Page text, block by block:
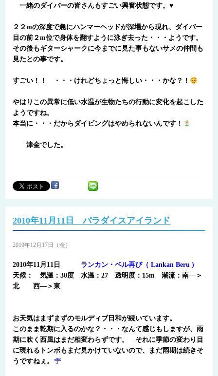
一緒のダイバーの皆さんもすごい興奮状態です。♥
２２mの深度で急にハンマーヘッドが深場から現れ、ダイバー
目の前２m位で身体を翻すように泳ぎ去った・・・ようです。
その後もギターシャークに今までに見た事もないサメの仲間も
見たとの事です。
すごい！！ ・・・けれどちょっと悔しい・・・かな？！
やはりこの異常に低い水温が生物たちの行動に変化を起こした
ようですね。
本当に・・・だからダイビングはやめられないんです！
津金でした。
2010年11月11日 パラダイスアイランド
2010年12月17日（金）
2010年11月11日 ランカン・ベル再び（ Lankan Beru )
天候： 気温：30度 水温：27 透明度：15m 潮流：南―＞
北 西―＞東
お天気はまずまずのモルディブ日和が続いています。
このまま乾期に入るのかな？・・・なんて感じもしますが、雨
期に吹く西風はまだ相変わらずです。 それに季節の変わり目
に現れるトンボもまだ見かけていないので、まだ雨期は続きそ
うですねぇ。